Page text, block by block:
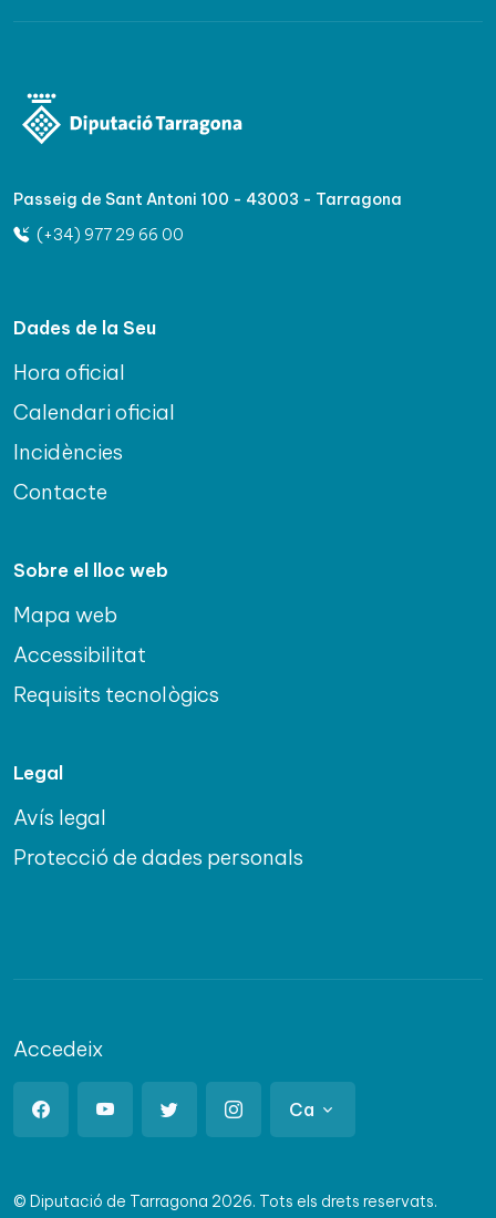
Passeig de Sant Antoni 100 - 43003 - Tarragona
(+34) 977 29 66 00
Dades de la Seu
Hora oficial
Calendari oficial
Incidències
Contacte
Sobre el lloc web
Mapa web
Accessibilitat
Requisits tecnològics
Legal
Avís legal
Protecció de dades personals
Accedeix
Ca
© Diputació de Tarragona 2026. Tots els drets reservats.